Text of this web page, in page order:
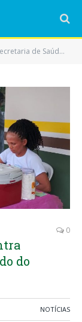
de Saúde realiza campanha de vacinação contra Influenza e Gripe em Eldorado do Carajás
do
0
NOTÍCIAS